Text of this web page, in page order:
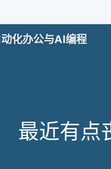
化办公与AI编程
最近有点